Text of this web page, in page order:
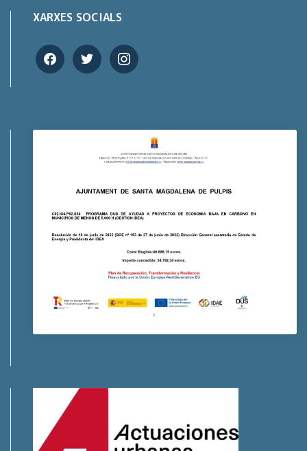
XARXES SOCIALS
facebooktwitter instagram